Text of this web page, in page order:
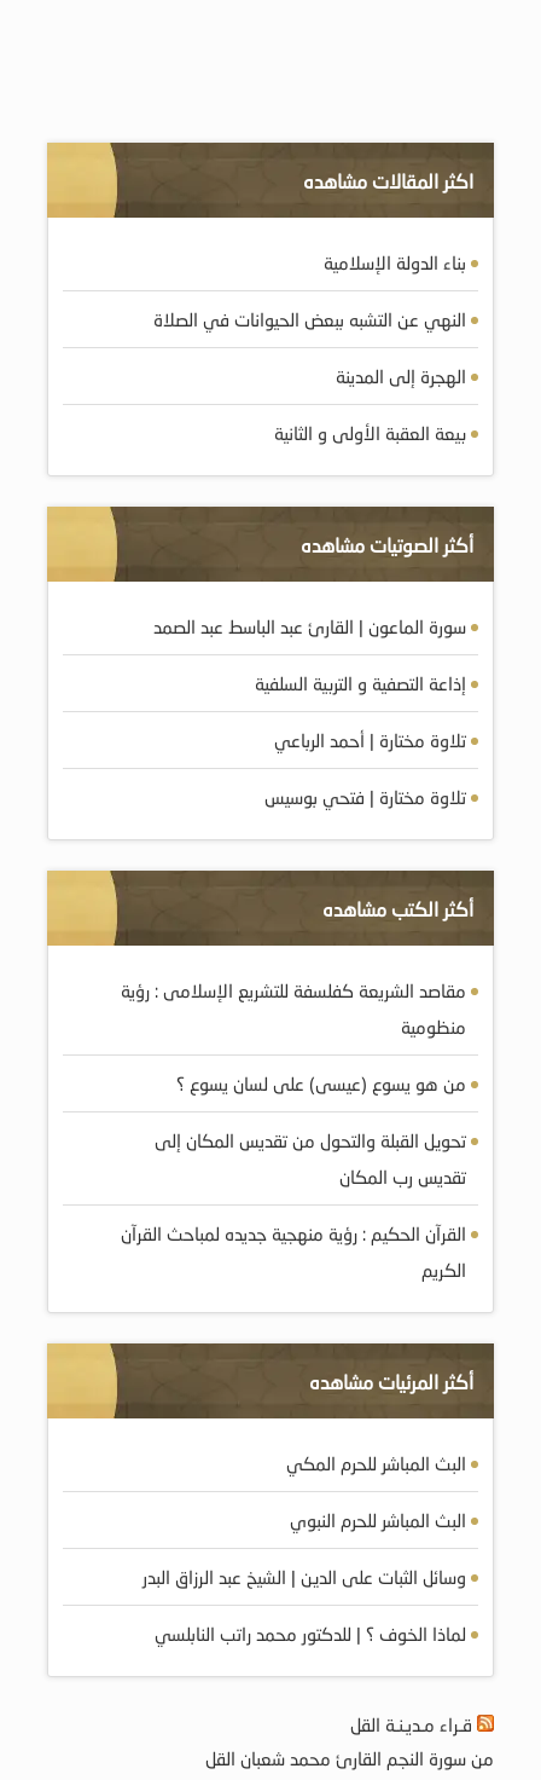
اكثر المقالات مشاهده
بناء الدولة الإسلامية
النهي عن التشبه ببعض الحيوانات في الصلاة
الهجرة إلى المدينة
بيعة العقبة الأولى و الثانية
أكثر الصوتيات مشاهده
سورة الماعون | القارئ عبد الباسط عبد الصمد
إذاعة التصفية و التربية السلفية
تلاوة مختارة | أحمد الرباعي
تلاوة مختارة | فتحي بوسيس
أكثر الكتب مشاهده
مقاصد الشريعة كفلسفة للتشريع الإسلامى : رؤية
منظومية
من هو يسوع (عيسى) على لسان يسوع ؟
تحويل القبلة والتحول من تقديس المكان إلى
تقديس رب المكان
القرآن الحكيم : رؤية منهجية جديده لمباحث القرآن
الكريم
أكثر المرئيات مشاهده
البث المباشر للحرم المكي
البث المباشر للحرم النبوي
وسائل الثبات على الدين | الشيخ عبد الرزاق البدر
لماذا الخوف ؟ | للدكتور محمد راتب النابلسي
قـراء مـديـنـة القل
من سورة النجم القارئ محمد شعبان القل